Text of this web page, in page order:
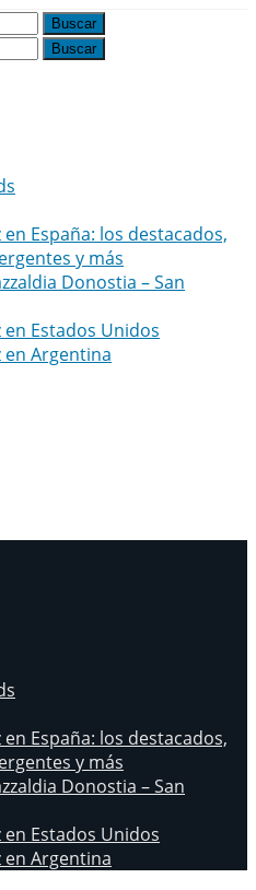
en España: los destacados,
y más
Donostia – San
en Estados Unidos
en Argentina
en España: los destacados,
y más
Donostia – San
en Estados Unidos
en Argentina